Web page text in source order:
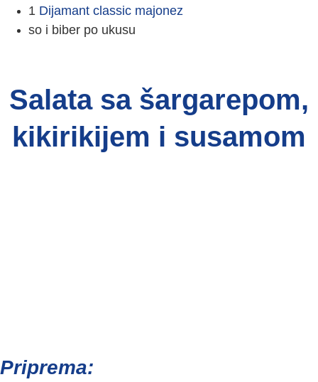
1 Dijamant classic majonez
so i biber po ukusu
Salata sa šargarepom,
kikirikijem i susamom
Priprema: